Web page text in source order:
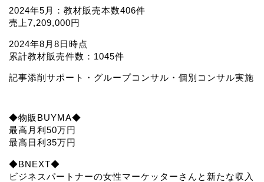
2024年5月：教材販売本数406件
売上7,209,000円
2024年8月8日時点
累計教材販売件数：1045件
記事添削サポート・グループコンサル・個別コンサル実施
◆物販BUYMA◆
最高月利50万円
最高日利35万円
◆BNEXT◆
ビジネスパートナーの女性マーケッターさんと新たな収入